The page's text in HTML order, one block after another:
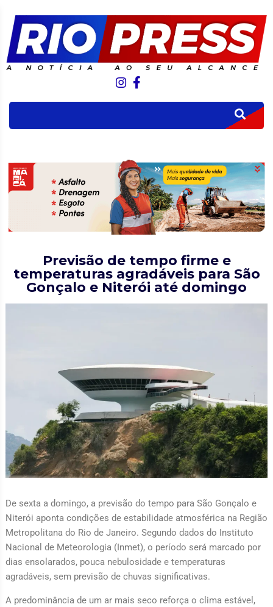
Previsão de tempo firme e
temperaturas agradáveis para São
Gonçalo e Niterói até domingo
De sexta a domingo, a previsão do tempo para São Gonçalo e
Niterói aponta condições de estabilidade atmosférica na Região
Metropolitana do Rio de Janeiro. Segundo dados do Instituto
Nacional de Meteorologia (Inmet), o período será marcado por
dias ensolarados, pouca nebulosidade e temperaturas
agradáveis, sem previsão de chuvas significativas.
A predominância de um ar mais seco reforça o clima estável,